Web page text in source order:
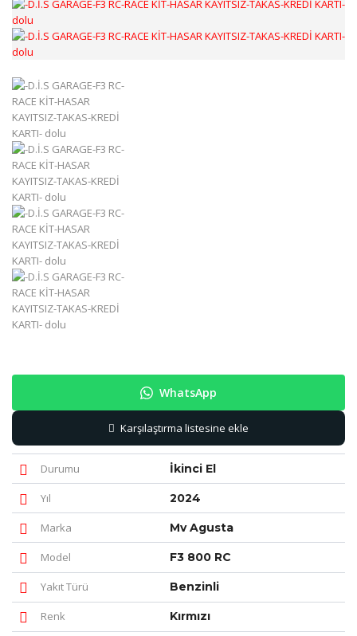
WhatsApp
Karşılaştırma listesine ekle
Durumu İkinci El
Yıl 2024
Marka Mv Agusta
Model F3 800 RC
Yakıt Türü Benzinli
Renk Kırmızı